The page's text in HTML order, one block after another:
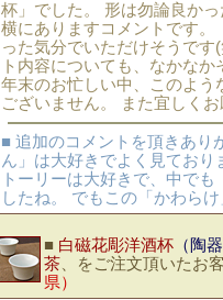
杯」でした。 形は勿論良か
横にありますコメントです
った気分でいただけそうで
ト内容についても、なかな
年末のお忙しい中、このよ
ございません。 また宜しく
■ 追加のコメントを頂きあり
ん」は大好きでよく見てお
トーリーは大好きで、中で
したね。 でもこの「かわら
■ 白磁花彫洋酒杯 （陶
茶 、をご注文頂いた
県）